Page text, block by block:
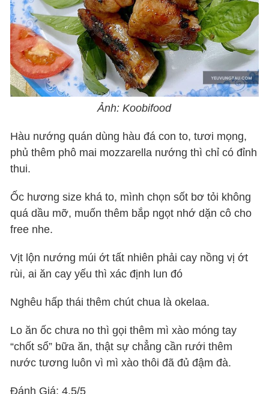
Ảnh: Koobifood
Hàu nướng quán dùng hàu đá con to, tươi mọng,
phủ thêm phô mai mozzarella nướng thì chỉ có đỉnh
thui.
Ốc hương size khá to, mình chọn sốt bơ tỏi không
quá dầu mỡ, muốn thêm bắp ngọt nhớ dặn cô cho
free nhe.
Vịt lộn nướng múi ớt tất nhiên phải cay nồng vị ớt
rùi, ai ăn cay yếu thì xác định lun đó
Nghêu hấp thái thêm chút chua là okelaa.
Lo ăn ốc chưa no thì gọi thêm mì xào móng tay
“chốt sổ” bữa ăn, thật sự chẳng cần rưới thêm
nước tương luôn vì mì xào thôi đã đủ đậm đà.
Đánh Giá: 4,5/5